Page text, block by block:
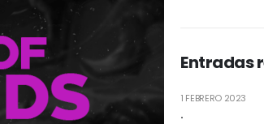
Entradas
.
1 FEBRERO 2023